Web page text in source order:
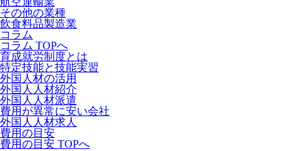
その他の業種
飲食料品製造業
コラム
コラム TOPへ
育成就労制度とは
特定技能と技能実習
外国人材の活用
外国人人材紹介
外国人人材派遣
費用が異常に安い会社
外国人人材求人
費用の目安
費用の目安 TOPへ